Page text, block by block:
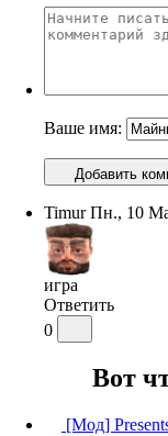
Ваше имя:
Добавить
Timur Пн., 10
игра
Ответить
0
Вот
[Мод]